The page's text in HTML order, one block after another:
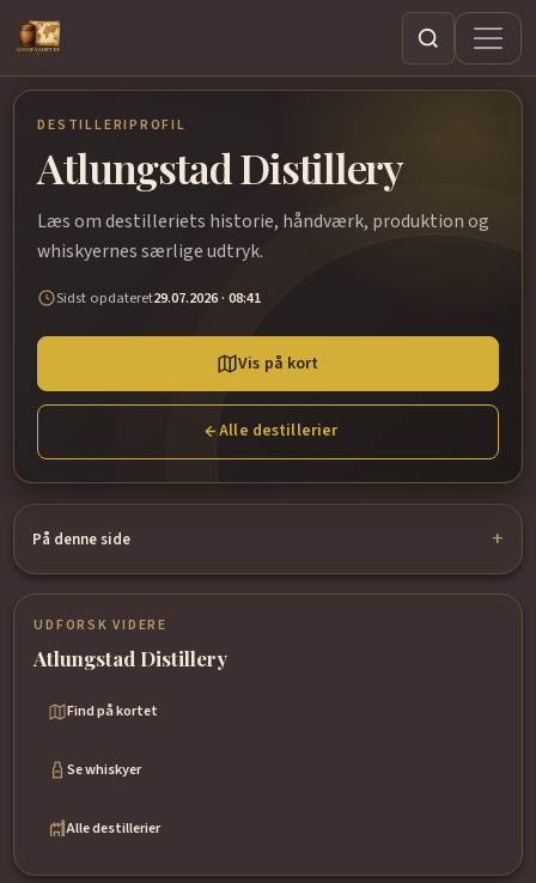
Søg
DESTILLERIPROFIL
Atlungstad Distillery
Læs om destilleriets historie, håndværk, produktion og
whiskyernes særlige udtryk.
Sidst opdateret29.07.2026 · 08:41
Vis på kort
Alle destillerier
På denne side
UDFORSK VIDERE
Atlungstad Distillery
Find på kortet
Se whiskyer
Alle destillerier